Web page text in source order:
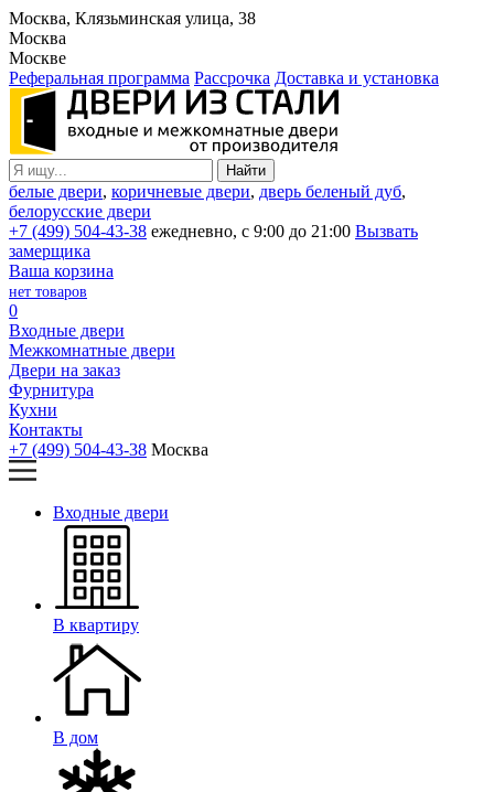
Москва, Клязьминская улица, 38
Москва
Москве
Реферальная программа Рассрочка Доставка и установка
белые двери, коричневые двери, дверь беленый дуб,
белорусские двери
+7 (499) 504-43-38 ежедневно, с 9:00 до 21:00 Вызвать
замерщика
Ваша корзина
нет товаров
0
Входные двери
Межкомнатные двери
Двери на заказ
Фурнитура
Кухни
Контакты
+7 (499) 504-43-38 Москва
Входные двери
В квартиру
В дом